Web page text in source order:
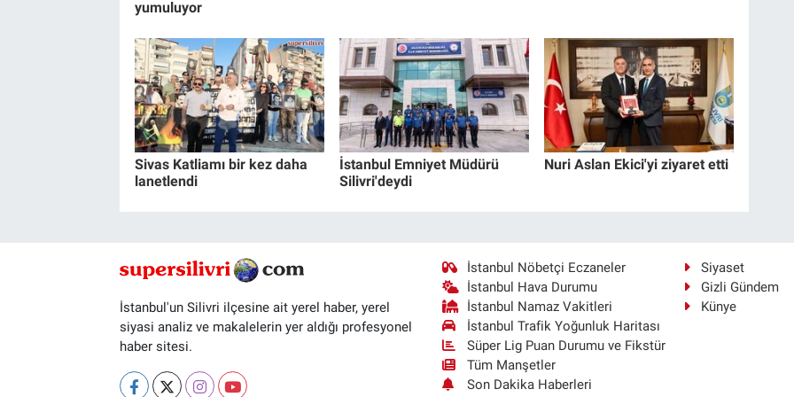
yumuluyor
Sivas Katliamı bir kez daha
lanetlendi
İstanbul Emniyet Müdürü
Silivri'deydi
Nuri Aslan Ekici'yi ziyaret etti
İstanbul'un Silivri ilçesine ait yerel haber, yerel
siyasi analiz ve makalelerin yer aldığı profesyonel
haber sitesi.
İstanbul Nöbetçi Eczaneler
İstanbul Hava Durumu
İstanbul Namaz Vakitleri
İstanbul Trafik Yoğunluk Haritası
Süper Lig Puan Durumu ve Fikstür
Tüm Manşetler
Son Dakika Haberleri
Siyaset
Gizli Gündem
Künye